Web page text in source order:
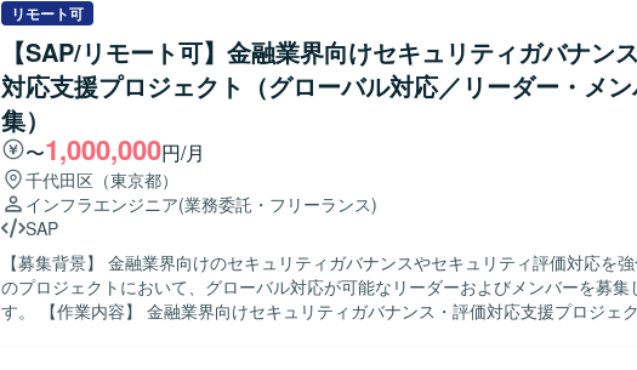
築作業を進められる方を求めています。お客様とコミュニケーションを取りながら
積極的に確認し、段階的に環境を仕上げていける方です。 【ポジションの魅力】 オンプレミス
からクラウドへの移行案件に関わることで、AWS上でのネットワーク設計や環境
験を積むことができます。既存手順書をベースにしつつも、クラウド特有の設計検
ることができます。 【開発環境】 AWS上の各種サービスおよびLinux（RHEL系）を用いた開発
環境構築となります。
リモート可
【SAP/リモート可】金融業界向けセキュリティガバナン
対応支援プロジェクト（グローバル対応／リーダー・メ
集）
〜1,000,000円/月
千代田区（東京都）
インフラエンジニア(業務委託・フリーランス)
SAP
【募集背景】 金融業界向けのセキュリティガバナンスやセキュリティ評価対応を
のプロジェクトにおいて、グローバル対応が可能なリーダーおよびメンバーを募集
す。 【作業内容】 金融業界向けセキュリティガバナンス・評価対応支援プロジェクトに参画